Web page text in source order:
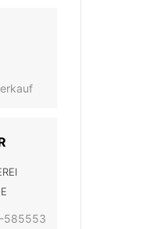
585553